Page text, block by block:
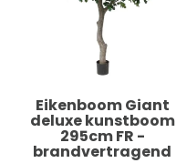
Eikenboom Giant
deluxe kunstboom
295cm FR -
brandvertragend